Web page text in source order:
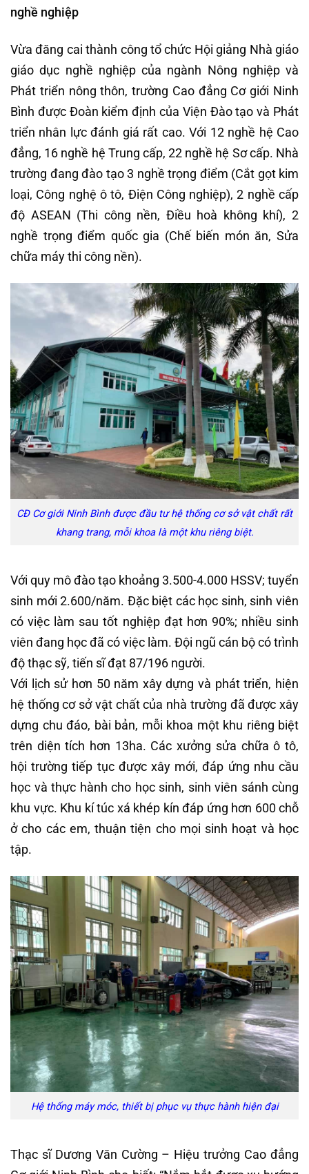
nghề nghiệp
Vừa đăng cai thành công tổ chức Hội giảng Nhà giáo
giáo dục nghề nghiệp của ngành Nông nghiệp và
Phát triển nông thôn, trường Cao đẳng Cơ giới Ninh
Bình được Đoàn kiểm định của Viện Đào tạo và Phát
triển nhân lực đánh giá rất cao. Với 12 nghề hệ Cao
đẳng, 16 nghề hệ Trung cấp, 22 nghề hệ Sơ cấp. Nhà
trường đang đào tạo 3 nghề trọng điểm (Cắt gọt kim
loại, Công nghệ ô tô, Điện Công nghiệp), 2 nghề cấp
độ ASEAN (Thi công nền, Điều hoà không khí), 2
nghề trọng điểm quốc gia (Chế biến món ăn, Sửa
chữa máy thi công nền).
CĐ Cơ giới Ninh Bình được đầu tư hệ thống cơ sở vật chất rất
khang trang, mỗi khoa là một khu riêng biệt.
Với quy mô đào tạo khoảng 3.500-4.000 HSSV; tuyển
sinh mới 2.600/năm. Đặc biệt các học sinh, sinh viên
có việc làm sau tốt nghiệp đạt hơn 90%; nhiều sinh
viên đang học đã có việc làm. Đội ngũ cán bộ có trình
độ thạc sỹ, tiến sĩ đạt 87/196 người.
Với lịch sử hơn 50 năm xây dựng và phát triển, hiện
hệ thống cơ sở vật chất của nhà trường đã được xây
dựng chu đáo, bài bản, mỗi khoa một khu riêng biệt
trên diện tích hơn 13ha. Các xưởng sửa chữa ô tô,
hội trường tiếp tục được xây mới, đáp ứng nhu cầu
học và thực hành cho học sinh, sinh viên sánh cùng
khu vực. Khu kí túc xá khép kín đáp ứng hơn 600 chỗ
ở cho các em, thuận tiện cho mọi sinh hoạt và học
tập.
Hệ thống máy móc, thiết bị phục vụ thực hành hiện đại
Thạc sĩ Dương Văn Cường – Hiệu trưởng Cao đẳng